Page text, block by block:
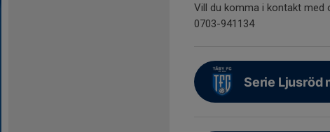
Vill du komma i kontakt med
0703-941134
Serie Ljusröd